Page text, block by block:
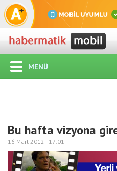
MENÜ
Bu hafta vizyona
16 Mart 2012 - 17:01